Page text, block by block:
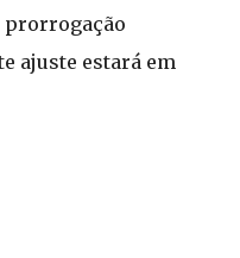
prorrogação
ajuste estará em